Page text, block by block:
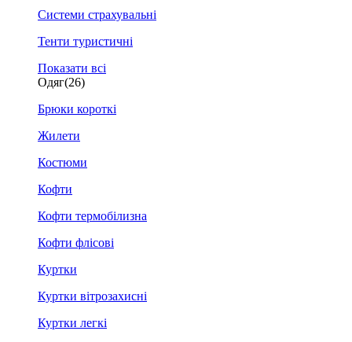
Системи страхувальні
Тенти туристичні
Показати всі
Одяг(26)
Брюки короткі
Жилети
Костюми
Кофти
Кофти термобілизна
Кофти флісові
Куртки
Куртки вітрозахисні
Куртки легкі